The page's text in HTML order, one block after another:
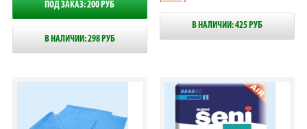
ПОД ЗАКАЗ: 200 РУБ
В НАЛИЧИИ: 298 РУБ
В НАЛИЧИИ: 425 РУБ